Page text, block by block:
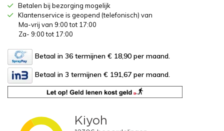
Betalen bij bezorging mogelijk
Klantenservice is geopend (telefonisch) van
Ma-vrij van 9:00 tot 17:00
Za- 9:00 tot 17:00
Betaal in 36 termijnen € 18,90 per maand.
Betaal in 3 termijnen € 191,67 per maand.